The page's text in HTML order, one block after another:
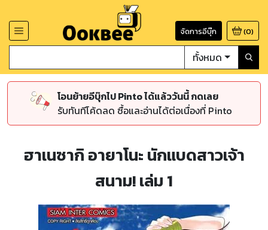
จัดการอีบุ๊ก (0)
ทั้งหมด
โอนย้ายอีบุ๊กไป Pinto ได้แล้ววันนี้ กดเลย
รับทันทีโค้ดลด ซื้อและอ่านได้ต่อเนื่องที่ Pinto
ฮาเนซากิ อายาโนะ นักแบดสาวเจ้า
สนาม! เล่ม 1